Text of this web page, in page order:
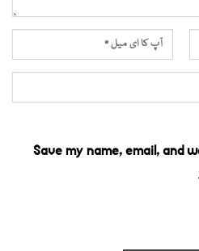
Save my name, email, and